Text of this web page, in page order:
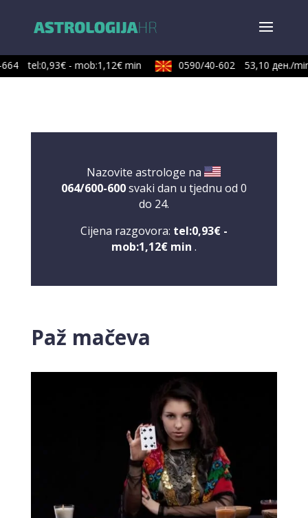
tel:0,93€ - mob:1,12€ min 0590/40-602 53,10 ден./min
Nazovite astrologe na
064/600-600svaki dan u tjednu od 0
do 24.
Cijena razgovora: tel:0,93€ -
mob:1,12€ min .
Paž mačeva